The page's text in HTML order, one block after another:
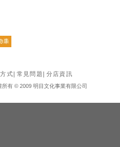
式 常見問題 分店資訊
有 © 2009 明目文化事業有限公司